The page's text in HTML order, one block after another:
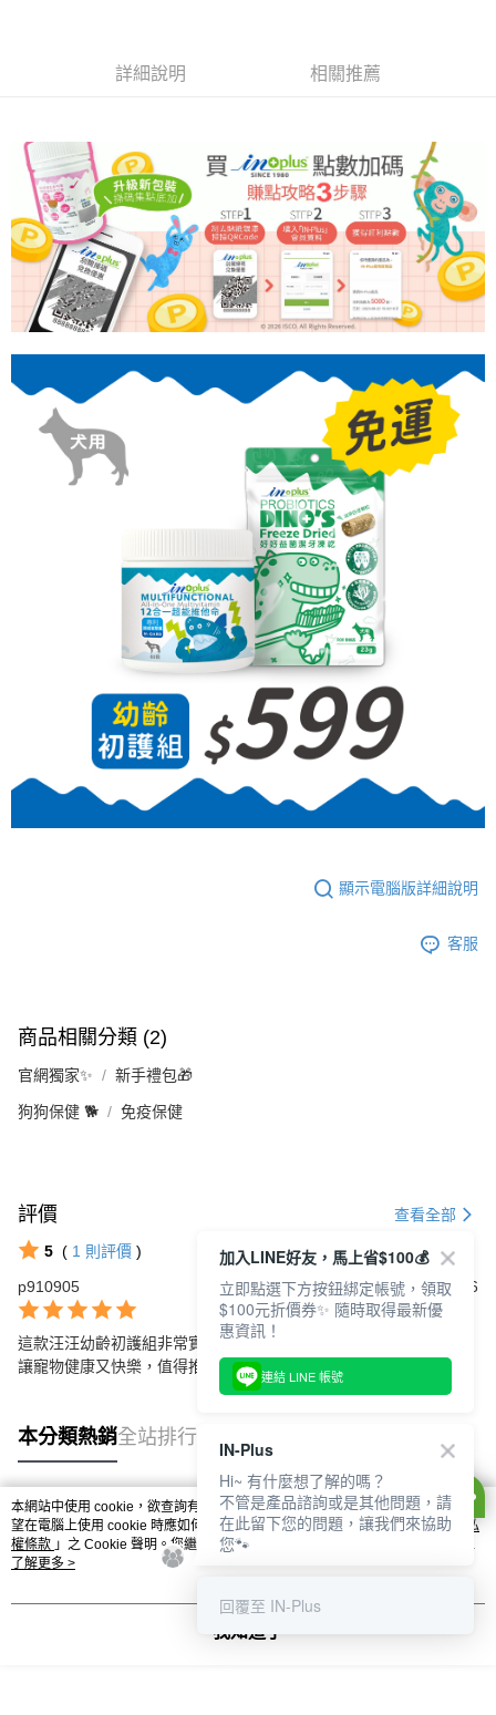
台灣樂天信用卡公司
相關說明
【大哥付你分期使用說明】
1.本服務由台灣大哥大提供，台灣大哥大用戶可立即使用無須另外申請。
2.付款方式選擇「大哥付你分期」，訂單成立後會自動跳轉到大哥付的交易
流程，驗證手機門號後，選擇欲分期的期數、繳款截止日，確認付款後即完
成交易。
3.實際核准額度、可分期數及費用金額請依後續交易確認頁面所載為準。
4.訂單成立30分鐘內，如未前往確認交易或遇審核未通過，訂單將自動取
消。如遇「轉專審核」未通過狀況，表示未達大哥付你分期系統評分，恕無
法說明評估內容。
【繳款方式說明】
1.分期款項不併入電信帳單，「大哥付你分期」於每月結算日後寄送繳費提
醒簡訊。
2.透過簡訊連結打開帳單後，可選擇「超商條碼／台灣大直營門市／銀行轉
帳／街口支付／iPASS MONEY」等通路繳費。
【注意事項】
1.本服務係由「台灣大哥大股份有限公司」（以下簡稱本公司）所提供，讓
用戶於交易時，得透過本服務購買商品或服務，並由商店將買賣／分期付款
買賣價金債權讓與本公司後，依約使用本公司帳單繳交帳款。
2.基於同意付款使用「大哥付你分期」之契約關係目的，商店將以您的個人
資料（包含姓名、電話或地址）提供予台灣大哥大進項蒐集、處理及利用，
由本公司與您本人進行分期帳單所需資料之確認、核對及更正。
3.完整用戶服務條款，請詳閱以下連結：https://oppay.tw/userRule
AFTEE先享後付
相關說明
【關於「AFTEE先享後付」】
AFTEE先享後付是「在收到商品之後才付款」的支付方式。 讓您購物簡單
便利好安心！
１．簡單：不需註冊會員、不需綁卡、不需儲值。
２．便利：只要手機號碼，簡訊認證，即可結帳。
【「AFTEE先享後付」結帳流程】
１．於結帳方式選擇「AFTEE先享後付」後，將跳轉至「AFTEE先享後付」
結帳頁面，進行簡訊認證並確認金額後，即可完成結帳。
２．訂單成立數日內，您將收到繳費通知簡訊。
３．收到繳費通知簡訊後14天內，點擊此簡訊中的連結，可透過四大超商／
ATM／網路銀行／等多元方式進行付款，方視為交易完成。
※ 請注意：結帳手續完成當下不需立刻繳費，但若您需要取消訂單，請聯絡
購買商品的店家。未經商家同意取消之訂單仍視為有效，需透過AFTEE先享
※ 交易是否成功請以「AFTEE先享後付 」之結帳頁面顯示為準，若有關於
是否繳費成功／繳費後需取消欲退款等相關疑問，請聯繫「AFTEE先享後付
https://netprotections.freshdesk.com/support/home
１．透過由恩沛科技股份有限公司提供之「AFTEE先享後付」服務完成之交
易，需依本服務之必要範圍內提供個人資料，並將交易相關給付款項請求債
權轉讓予恩沛科技股份有限公司。
２．關於個人資料處理事宜，請瀏覽以下網址：
https://aftee.tw/terms/#terms3
３．未成年的使用者請事先徵得法定代理人或監護人之同意方可使用
「AFTEE先享後付」，若未經同意申辦者引起之損失，本公司不負相關責
５．嚴禁一人註冊多個帳號或使用他人資訊註冊。若發現惡意使用之情形，
恩沛科技股份有限公司將有權停止該用戶之使用額度並採取法律行動。
ATM付款
貨到付款
運送方式
全家取貨付款
每筆NT$65，滿NT$1,000(含以上)免運費
全家取貨付款-免運
每筆NT$65，滿NT$1,000(含以上)免運費
付款後全家取貨-免運
每筆NT$65，滿NT$1,000(含以上)免運費
7-11取貨付款-免運
免運費
離島
宅配-免運
每筆NT$95，滿NT$1,000(含以上)免運費
貨到付款-免運
詳細說明 相關推薦
顯示電腦版詳細說明
客服
商品相關分類 (2)
官網獨家✨ 新手禮包🎁
狗狗保健 🐕 免疫保健
評價 查看全部
5 ( 1 則評價 )
p910905
2025/05/16
這款汪汪幼齡初護組非常實用，超能維他命和潔牙凍乾相得益彰，
讓寵物健康又快樂，值得推薦！
本分類熱銷全站排行
熱門標籤
本網站中使用 cookie，欲查詢有關本網站使用 cookie 方式之詳情，及若您不希
望在電腦上使用 cookie 時應如何變更電腦的 cookie 設定，請參閱本網站「
隱私
權條款 」之 Cookie 聲明。您繼續使用本網站即表示您同意本公司得按本網站使
用條款之 Cookie 聲明使用 cookie。
了解更多 >
我知道了
加入LINE好友，馬上省$100💰
立即點選下方按鈕綁定帳號，領取
$100元折價券✨ 隨時取得最新優
惠資訊！
連結 LINE 帳號
IN-Plus
Hi~ 有什麼想了解的嗎？
不管是產品諮詢或是其他問題，請
在此留下您的問題，讓我們來協助
您🐾
回覆至 IN-Plus